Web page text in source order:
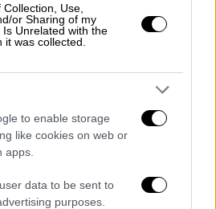
Use,
or Sharing of my
Unrelated with the
was collected.
to enable storage
like cookies on web or
apps.
data to be sent to
purposes.
η απόφαση απέλασης».
Κροατία θα επιδώσει
στην Σερβία και θα
ευρωπαϊκούς θεσμούς.
Εξωτερικών θεωρεί
της Κροατίας
«οι υπήκοοι της
από τις αρμόδιες
Βελιγράδι σύμφωνα με